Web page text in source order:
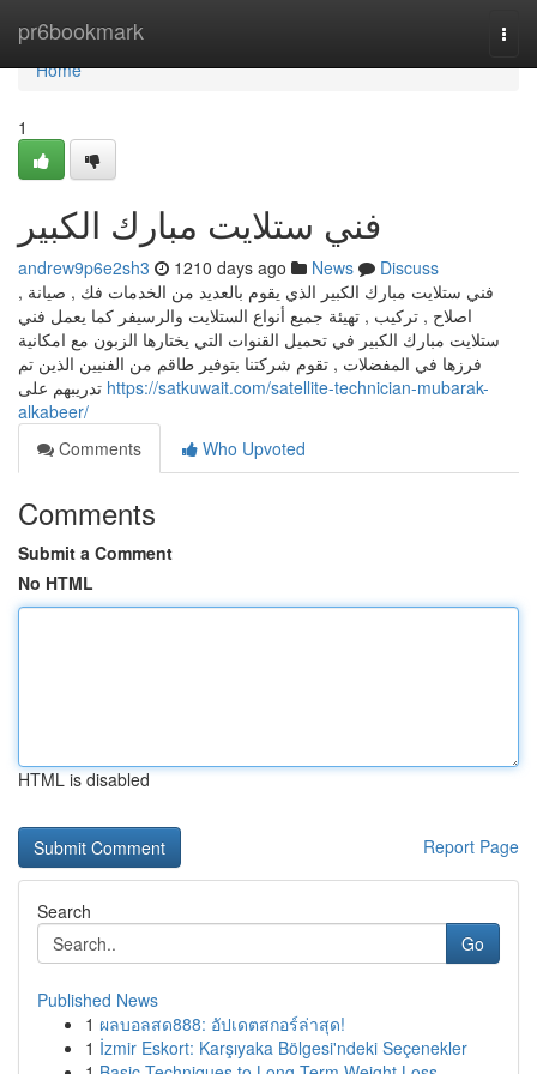
pr6bookmark
Home
Home
1
فني ستلايت مبارك الكبير
andrew9p6e2sh3 1210 days ago News
Discuss
فني ستلايت مبارك الكبير الذي يقوم بالعديد من الخدمات فك , صيانة ,
اصلاح , تركيب , تهيئة جميع أنواع الستلايت والرسيفر كما يعمل فني
ستلايت مبارك الكبير في تحميل القنوات التي يختارها الزبون مع امكانية
فرزها في المفضلات , تقوم شركتنا بتوفير طاقم من الفنيين الذين تم
https://satkuwait.com/satellite-technician-mubarak-
alkabeer/
Comments
Who Upvoted
Comments
Submit a Comment
No HTML
HTML is disabled
Report Page
Search
Go
Published News
1 ผลบอลสด888: อัปเดตสกอร์ล่าสุด!
1 İzmir Eskort: Karşıyaka Bölgesi'ndeki Seçenekler